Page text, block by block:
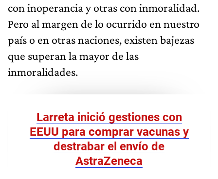
con inoperancia y otras con inmoralidad.
Pero al margen de lo ocurrido en nuestro
país o en otras naciones, existen bajezas
que superan la mayor de las
inmoralidades.
Larreta inició gestiones con
EEUU para comprar vacunas y
destrabar el envío de
AstraZeneca